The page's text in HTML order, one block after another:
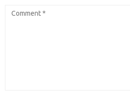
Mei 23, 2018